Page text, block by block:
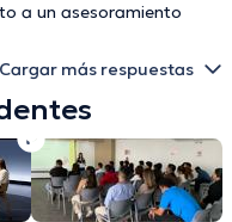
a un asesoramiento
Cargar más respuestas